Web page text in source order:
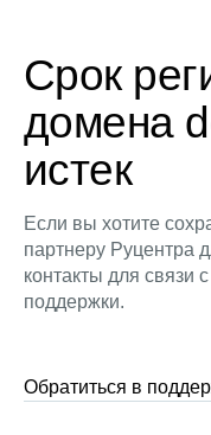
Срок
домена
истек
Если вы хотите
партнеру Руцентра
контакты для связи
поддержки.
Обратиться в